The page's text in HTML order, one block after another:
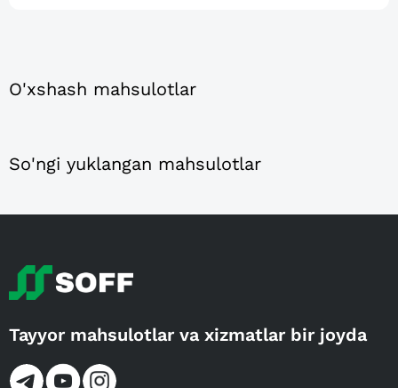
O'xshash mahsulotlar
So'ngi yuklangan mahsulotlar
Tayyor mahsulotlar va xizmatlar bir joyda